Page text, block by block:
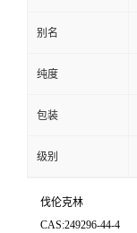
别名
纯度
包装
级别
伐伦克林
CAS:249296-44-4